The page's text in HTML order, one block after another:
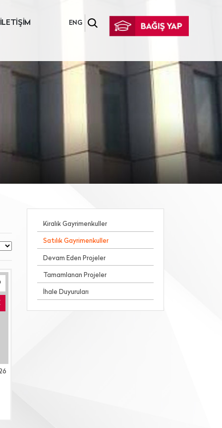
İLETİŞİM ENG
Kiralık Gayrimenkuller
Satılık Gayrimenkuller
Devam Eden Projeler
Tamamlanan Projeler
İhale Duyuruları